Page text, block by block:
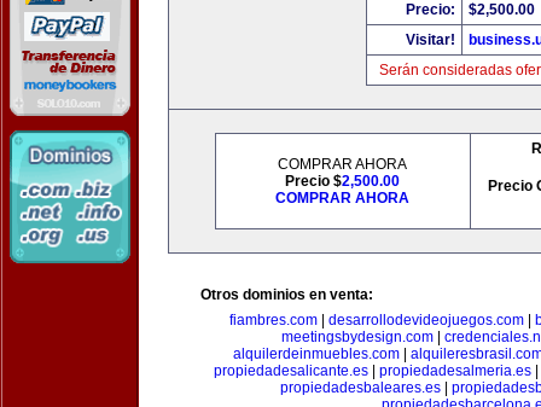
Precio:
$2,500.00
Visitar!
Serán consideradas
COMPRAR AHORA
Precio $2,500.00
COMPRAR AHORA
Precio
Otros dominios en venta:
fiambres.com| desarrollodevideojuegos.com|
meetingsbydesign.com|
alquilerdeinmuebles.com|
propiedadesalicante.es| propiedadesalmeria.es|
propiedadesbaleares.es